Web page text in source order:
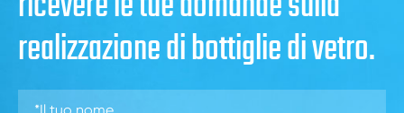
realizzazione di bottiglie di vetro.